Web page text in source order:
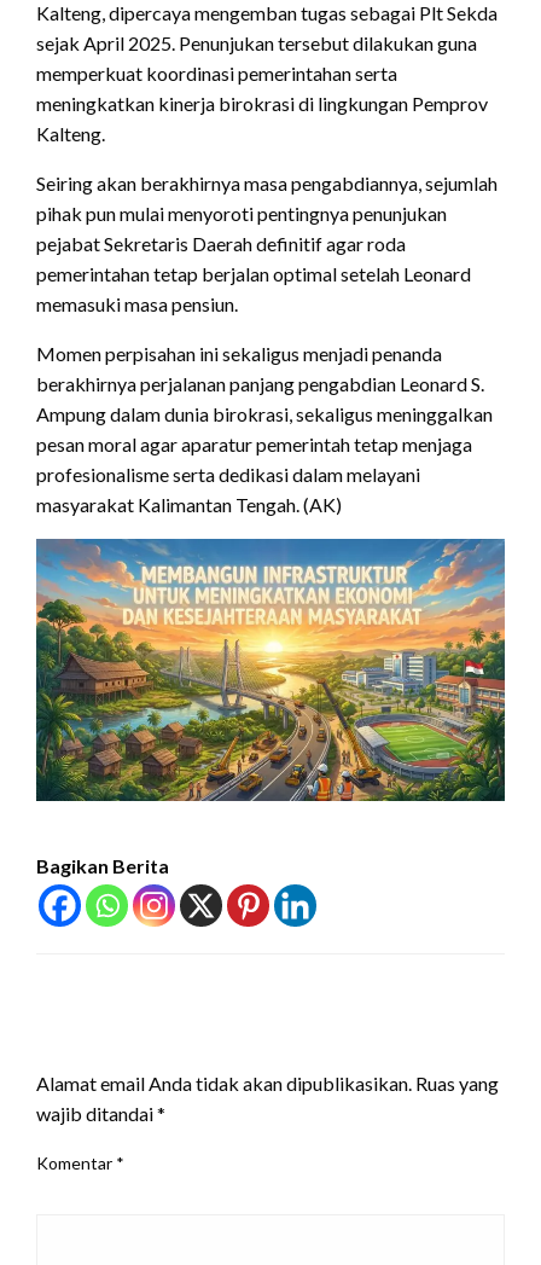
Kalteng, dipercaya mengemban tugas sebagai Plt Sekda
sejak April 2025. Penunjukan tersebut dilakukan guna
memperkuat koordinasi pemerintahan serta
meningkatkan kinerja birokrasi di lingkungan Pemprov
Kalteng.
Seiring akan berakhirnya masa pengabdiannya, sejumlah
pihak pun mulai menyoroti pentingnya penunjukan
pejabat Sekretaris Daerah definitif agar roda
pemerintahan tetap berjalan optimal setelah Leonard
memasuki masa pensiun.
Momen perpisahan ini sekaligus menjadi penanda
berakhirnya perjalanan panjang pengabdian Leonard S.
Ampung dalam dunia birokrasi, sekaligus meninggalkan
pesan moral agar aparatur pemerintah tetap menjaga
profesionalisme serta dedikasi dalam melayani
masyarakat Kalimantan Tengah. (AK)
Bagikan Berita
Alamat email Anda tidak akan dipublikasikan. Ruas yang
wajib ditandai*
Komentar *